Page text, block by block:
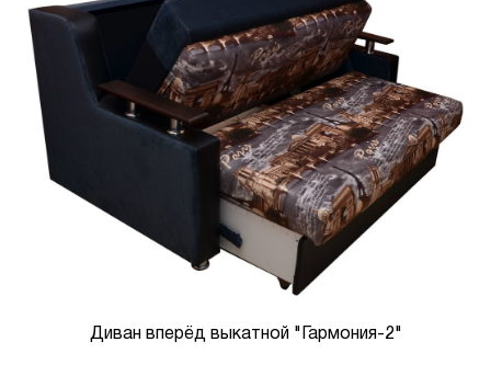
Диван вперёд выкатной "Гармония-2"